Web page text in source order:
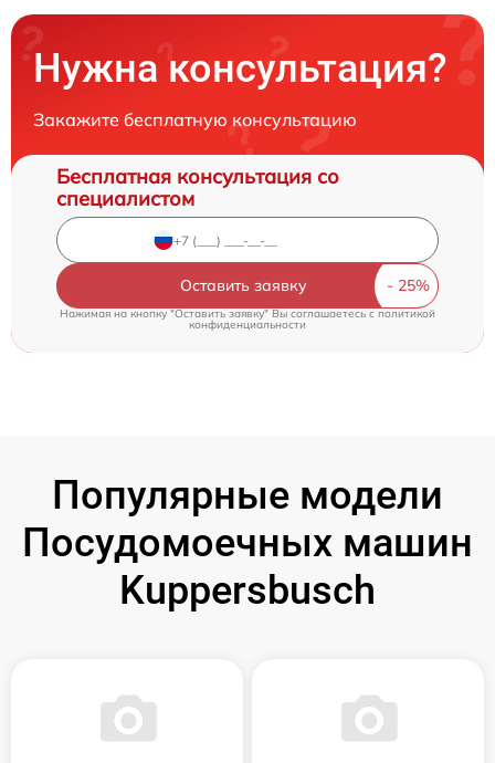
Нужна консультация?
Закажите бесплатную консультацию
Бесплатная консультация со
специалистом
Оставить заявку
Нажимая на кнопку "Оставить заявку" Вы соглашаетесь c политикой
конфиденциальности
Популярные модели
Посудомоечных машин
Kuppersbusch